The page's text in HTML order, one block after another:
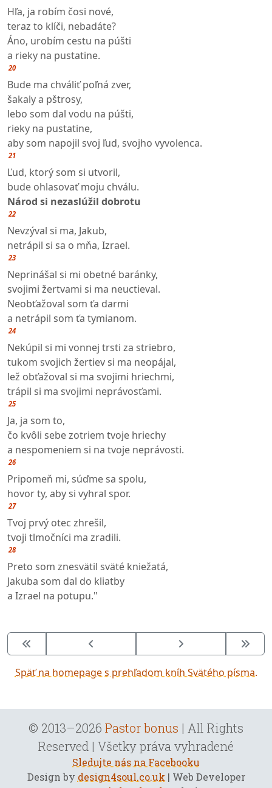
Hľa, ja robím čosi nové,
teraz to klíči, nebadáte?
Áno, urobím cestu na púšti
a rieky na pustatine.
20
Bude ma chváliť poľná zver,
šakaly a pštrosy,
lebo som dal vodu na púšti,
rieky na pustatine,
aby som napojil svoj ľud, svojho vyvolenca.
21
Ľud, ktorý som si utvoril,
bude ohlasovať moju chválu.
Národ si nezaslúžil dobrotu
22
Nevzýval si ma, Jakub,
netrápil si sa o mňa, Izrael.
23
Neprinášal si mi obetné baránky,
svojimi žertvami si ma neuctieval.
Neobťažoval som ťa darmi
a netrápil som ťa tymianom.
24
Nekúpil si mi vonnej trsti za striebro,
tukom svojich žertiev si ma neopájal,
lež obťažoval si ma svojimi hriechmi,
trápil si ma svojimi neprávosťami.
25
Ja, ja som to,
čo kvôli sebe zotriem tvoje hriechy
a nespomeniem si na tvoje neprávosti.
26
Pripomeň mi, súďme sa spolu,
hovor ty, aby si vyhral spor.
27
Tvoj prvý otec zhrešil,
tvoji tlmočníci ma zradili.
28
Preto som znesvätil sväté kniežatá,
Jakuba som dal do kliatby
a Izrael na potupu."
Späť na homepage s prehľadom kníh Svätého písma.
© 2013–2026 Pastor bonus | All Rights
Reserved | Všetky práva vyhradené
Sledujte nás na Facebooku
Design by design4soul.co.uk | Web Developer